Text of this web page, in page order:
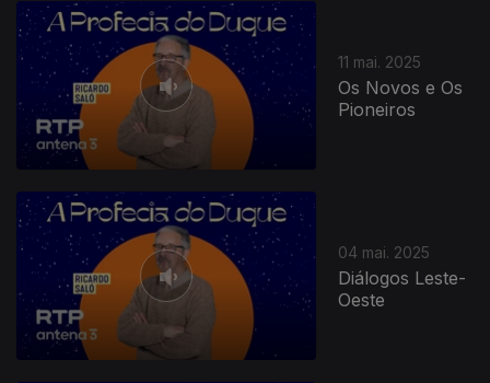
11 mai. 2025
Os Novos e Os
Pioneiros
04 mai. 2025
Diálogos Leste-
Oeste